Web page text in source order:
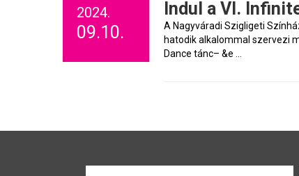
2024.
09.10.
Indul a VI.
A Nagyváradi Szigligeti
hatodik alkalommal szervezi
Dance tánc– &e ...